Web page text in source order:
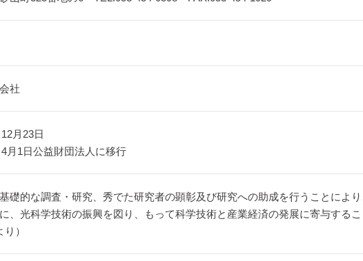
社
月23日
月1日公益財団法人に移行
礎的な調査・研究、秀でた研究者の顕彰及び研究への助成を行うことによ
、光科学技術の振興を図り、もって科学技術と産業経済の発展に寄与する
）